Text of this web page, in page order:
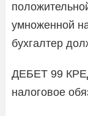
умноженной
бухгалтер
ДЕБЕТ 99
налоговое